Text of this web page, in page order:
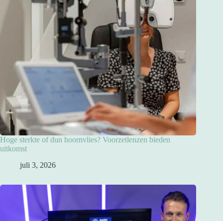
Hoge sterkte of dun hoornvlies? Voorzetlenzen bieden
uitkomst
juli 3, 2026